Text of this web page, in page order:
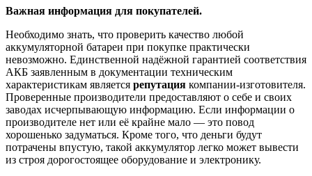
Важная информация для покупателей.
Необходимо знать, что проверить качество любой
аккумуляторной батареи при покупке практически
невозможно. Единственной надёжной гарантией соответствия
АКБ заявленным в документации техническим
характеристикам является репутация компании-изготовителя.
Проверенные производители предоставляют о себе и своих
заводах исчерпывающую информацию. Если информации о
производителе нет или её крайне мало — это повод
хорошенько задуматься. Кроме того, что деньги будут
потрачены впустую, такой аккумулятор легко может вывести
из строя дорогостоящее оборудование и электронику.